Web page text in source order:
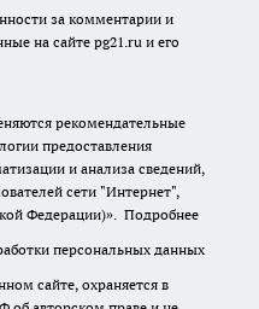
за комментарии и
на сайте pg21.ru и его
рекомендательные
предоставления
и анализа сведений,
сети "Интернет",
Федерации)». Подробнее
персональных данных
сайте, охраняется в